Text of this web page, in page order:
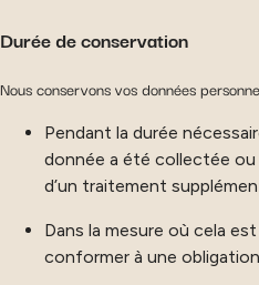
Durée de conservation
Nous conservons vos données
Pendant la durée
donnée a été collectée ou
d’un traitement
Dans la mesure où cela
conformer à une